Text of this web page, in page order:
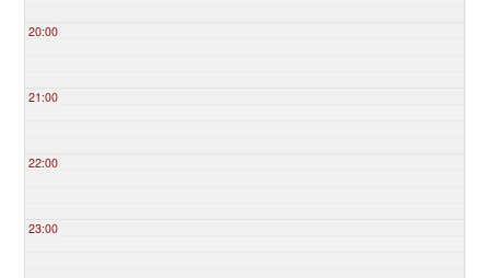
20:00
21:00
22:00
23:00